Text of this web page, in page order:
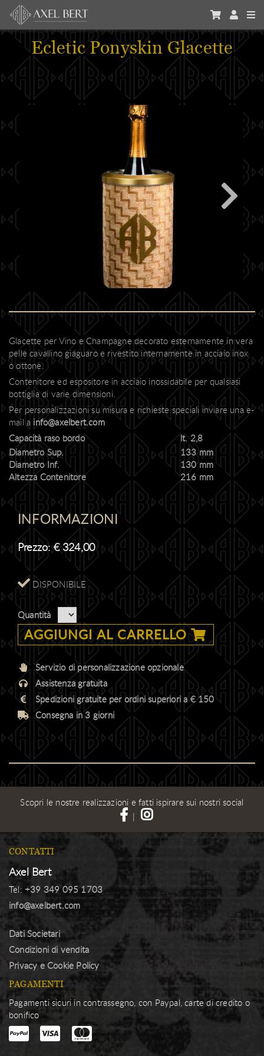
Ecletic Ponyskin Glacette
Glacette per Vino e Champagne decorato esternamente in vera
pelle cavallino giaguaro e rivestito internamente in acciaio inox
o ottone.
Contenitore ed espositore in acciaio inossidabile per qualsiasi
bottiglia di varie dimensioni.
Per personalizzazioni su misura e richieste speciali inviare una e-
mail a info@axelbert.com
Capacità raso bordo
lt. 2,8
Diametro Sup.
133 mm
Diametro Inf.
130 mm
Altezza Contenitore
216 mm
INFORMAZIONI
Prezzo: €324,00
DISPONIBILE
Quantità
AGGIUNGI AL CARRELLO
Servizio di personalizzazione opzionale
Assistenza gratuita
Spedizioni gratuite per ordini superiori a € 150
Consegna in 3 giorni
Scopri le nostre realizzazioni e fatti ispirare sui nostri social
|
CONTATTI
Axel Bert
Tel: +39 349 095 1703
info@axelbert.com
Dati Societari
Condizioni di vendita
Privacy e Cookie Policy
PAGAMENTI
Pagamenti sicuri in contrassegno, con Paypal, carte di credito o
bonifico